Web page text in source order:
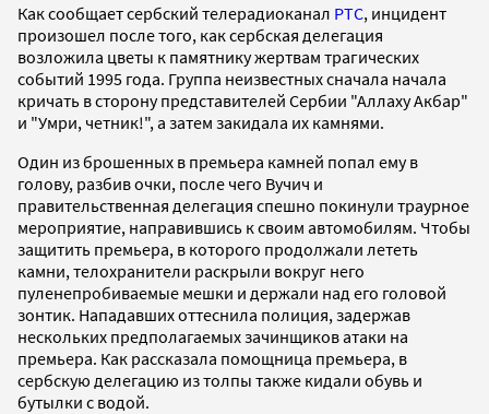
Как сообщает сербский телерадиоканал РТС, инцидент
произошел после того, как сербская делегация
возложила цветы к памятнику жертвам трагических
событий 1995 года. Группа неизвестных сначала начала
кричать в сторону представителей Сербии "Аллаху Акбар"
и "Умри, четник!", а затем закидала их камнями.
Один из брошенных в премьера камней попал ему в
голову, разбив очки, после чего Вучич и
правительственная делегация спешно покинули траурное
мероприятие, направившись к своим автомобилям. Чтобы
защитить премьера, в которого продолжали лететь
камни, телохранители раскрыли вокруг него
пуленепробиваемые мешки и держали над его головой
зонтик. Нападавших оттеснила полиция, задержав
нескольких предполагаемых зачинщиков атаки на
премьера. Как рассказала помощница премьера, в
сербскую делегацию из толпы также кидали обувь и
бутылки с водой.